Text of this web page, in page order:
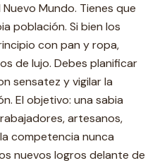
Mundo. Tienes que
población. Si bien los
con pan y ropa,
de lujo. Debes planificar
sensatez y vigilar la
El objetivo: una sabia
artesanos,
competencia nunca
nuevos logros delante de